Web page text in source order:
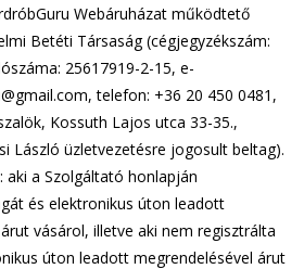
Webáruházat működtető
Betéti Társaság (cégjegyzékszám:
25617919-2-15, e-
telefon: +36 20 450 0481,
Kossuth Lajos utca 33-35.,
László üzletvezetésre jogosult beltag).
aki a Szolgáltató honlapján
és elektronikus úton leadott
vásárol, illetve aki nem regisztrálta
úton leadott megrendelésével árut